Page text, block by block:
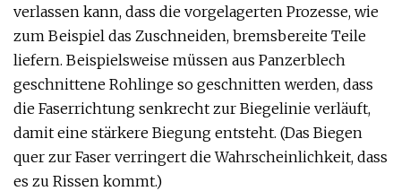
verlassen kann, dass die vorgelagerten Prozesse, wie
zum Beispiel das Zuschneiden, bremsbereite Teile
liefern. Beispielsweise müssen aus Panzerblech
geschnittene Rohlinge so geschnitten werden, dass
die Faserrichtung senkrecht zur Biegelinie verläuft,
damit eine stärkere Biegung entsteht. (Das Biegen
quer zur Faser verringert die Wahrscheinlichkeit, dass
es zu Rissen kommt.)